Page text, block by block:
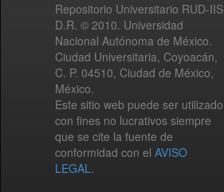
Repositorio Universitario RUD-IIS
D.R. © 2010. Universidad
Nacional Autónoma de México.
Ciudad Universitaria, Coyoacán,
C. P. 04510, Ciudad de México,
México.
Este sitio web puede ser utilizado
con fines no lucrativos siempre
que se cite la fuente de
conformidad con el AVISO
LEGAL.